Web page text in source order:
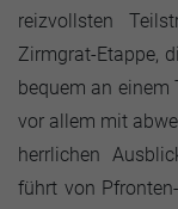
reizvollsten
Zirmgrat-Etappe,
bequem an einem
vor allem mit
herrlichen
führt von